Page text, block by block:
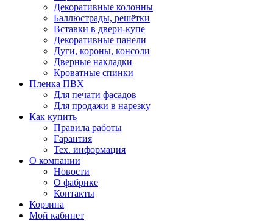
Декоративные колонны
Баллюстрады, решётки
Вставки в двери-купе
Декоративные панели
Дуги, короны, консоли
Дверные накладки
Кроватные спинки
Пленка ПВХ
Для печати фасадов
Для продажи в нарезку
Как купить
Правила работы
Гарантия
Тех. информация
О компании
Новости
О фабрике
Контакты
Корзина
Мой кабинет